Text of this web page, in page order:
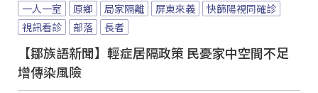
一人一室 原鄉 局家隔離 屏東來義
快篩陽視同確診
視訊看診
部落 長者
【鄒族語新聞】輕症居隔政策 民憂家中空間不足
增傳染風險